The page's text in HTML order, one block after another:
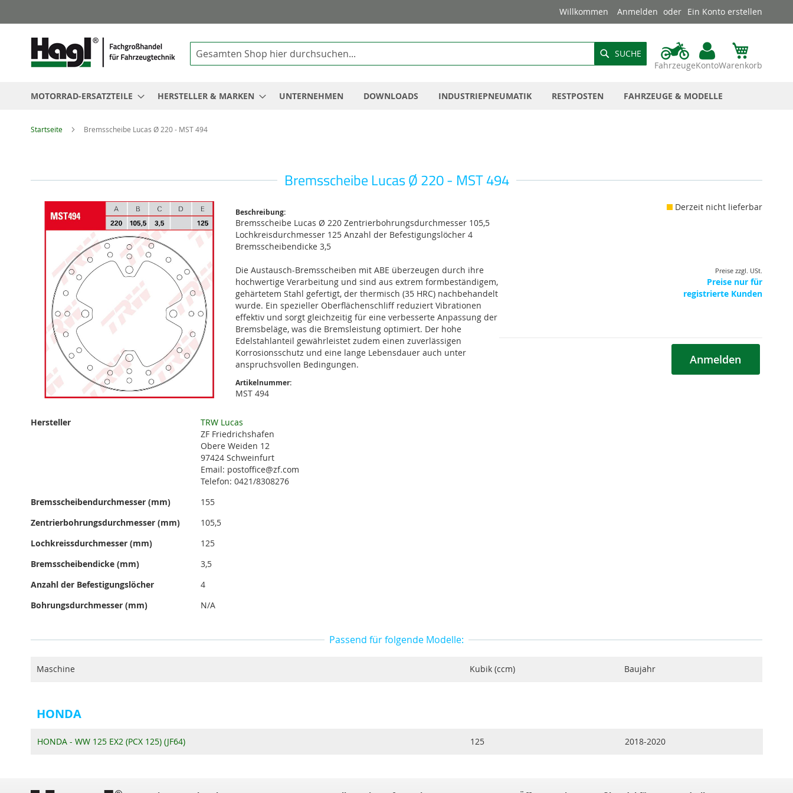
Inhalt
Willkommen Anmelden Ein Konto erstellen
FahrzeugeKontoWarenkorb
SUCHE
MOTORRAD-ERSATZTEILE HERSTELLER & MARKEN UNTERNEHMEN DOWNLOADS INDUSTRIEPNEUMATIK RESTPOSTEN FAHRZEUGE & MODELLE
Startseite Bremsscheibe Lucas Ø 220 - MST 494
Bremsscheibe Lucas Ø 220 - MST 494
der
Beschreibung:
Bremsscheibe Lucas Ø 220 Zentrierbohrungsdurchmesser 105,5
Lochkreisdurchmesser 125 Anzahl der Befestigungslöcher 4
Bremsscheibendicke 3,5
Die Austausch-Bremsscheiben mit ABE überzeugen durch ihre
hochwertige Verarbeitung und sind aus extrem formbeständigem,
gehärtetem Stahl gefertigt, der thermisch (35 HRC) nachbehandelt
wurde. Ein spezieller Oberflächenschliff reduziert Vibrationen
effektiv und sorgt gleichzeitig für eine verbesserte Anpassung der
Bremsbeläge, was die Bremsleistung optimiert. Der hohe
Edelstahlanteil gewährleistet zudem einen zuverlässigen
Korrosionsschutz und eine lange Lebensdauer auch unter
anspruchsvollen Bedingungen.
Artikelnummer:
MST 494
Derzeit nicht lieferbar
Preise zzgl. USt.
Preise nur für
registrierte Kunden
Anmelden
Weitere
Hersteller
TRW Lucas
ZF Friedrichshafen
Obere Weiden 12
97424 Schweinfurt
Email: postoffice@zf.com
Telefon: 0421/8308276
Bremsscheibendurchmesser (mm)
155
Zentrierbohrungsdurchmesser (mm)
105,5
Lochkreissdurchmesser (mm)
125
Bremsscheibendicke (mm)
3,5
Anzahl der Befestigungslöcher
4
Bohrungsdurchmesser (mm)
N/A
Passend für folgende Modelle:
Maschine Kubik (ccm) Baujahr
HONDA
HONDA - WW 125 EX2 (PCX 125) (JF64) 125 2018-2020